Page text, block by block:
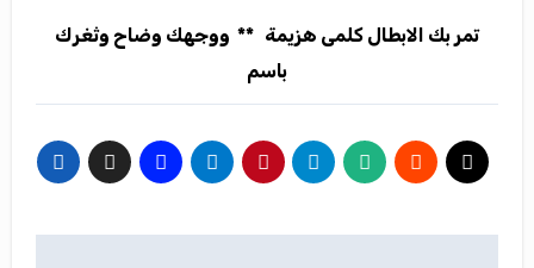
تمر بك الابطال كلمى هزيمة ** ووجهك وضاح وثغرك
باسم